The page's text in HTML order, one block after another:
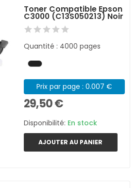
Toner Compatible Epson
C3000 (C13S050213) Noir
Quantité : 4000 pages
Prix par page : 0.007 €
29,50 €
Disponibilité: En stock
AJOUTER AU PANIER